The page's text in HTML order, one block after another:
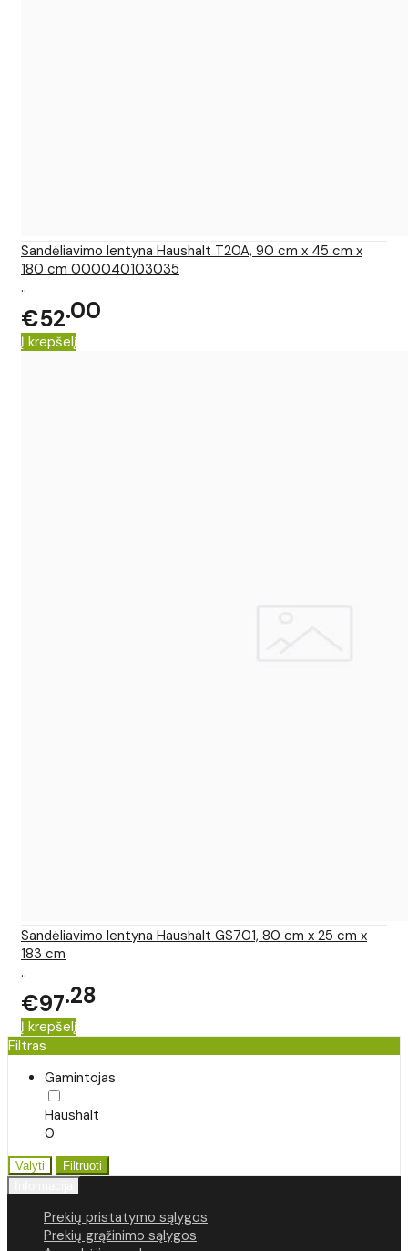
Sandėliavimo lentyna Haushalt T20A, 90 cm x 45 cm x
180 cm 000040103035
..
€52 00
Į krepšelį
Sandėliavimo lentyna Haushalt GS701, 80 cm x 25 cm x
183 cm
..
€97 28
Į krepšelį
Filtras
Gamintojas
Haushalt
0
Valyti
Filtruoti
Prekių pristatymo sąlygos
Prekių grąžinimo sąlygos